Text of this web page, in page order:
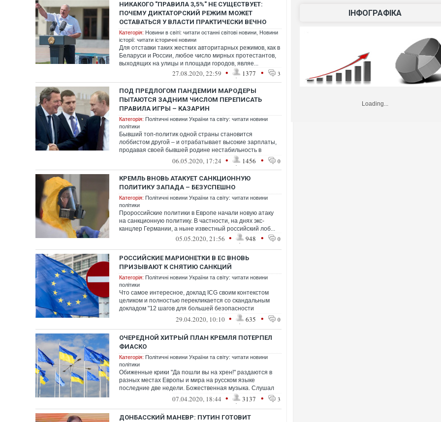
НИКАКОГО "ПРАВИЛА 3,5%" НЕ СУЩЕСТВУЕТ:
ПОЧЕМУ ДИКТАТОРСКИЙ РЕЖИМ МОЖЕТ
ОСТАВАТЬСЯ У ВЛАСТИ ПРАКТИЧЕСКИ ВЕЧНО
Категорія: Новини в світі: читати останні світові новини Новини
історії: читати історичні новини
Для отставки таких жестких авторитарных режимов, как в
Беларуси и России, любое число мирных протестантов,
выходящих на улицы и площади городов, являе...
27.08.2020, 22:59 • 1377 • 3
ПОД ПРЕДЛОГОМ ПАНДЕМИИ МАРОДЕРЫ
ПЫТАЮТСЯ ЗАДНИМ ЧИСЛОМ ПЕРЕПИСАТЬ
ПРАВИЛА ИГРЫ – КАЗАРИН
Категорія: Політичні новини України та світу: читати новини
політики
Бывший топ-политик одной страны становится
лоббистом другой – и отрабатывает высокие зарплаты,
продавая своей бывшей родине нестабильность в
06.05.2020, 17:24 • 1456 • 0
КРЕМЛЬ ВНОВЬ АТАКУЕТ САНКЦИОННУЮ
ПОЛИТИКУ ЗАПАДА – БЕЗУСПЕШНО
Категорія: Політичні новини України та світу: читати новини
політики
Пророссийские политики в Европе начали новую атаку
на санкционную политику. В частности, на днях экс-
канцлер Германии, а ныне известный российский лоб...
05.05.2020, 21:56 • 948 • 0
РОССИЙСКИЕ МАРИОНЕТКИ В ЕС ВНОВЬ
ПРИЗЫВАЮТ К СНЯТИЮ САНКЦИЙ
Категорія: Політичні новини України та світу: читати новини
політики
Что самое интересное, доклад ICG своим контекстом
целиком и полностью перекликается со скандальным
докладом "12 шагов для большей безопасности
29.04.2020, 10:10 • 635 • 0
ОЧЕРЕДНОЙ ХИТРЫЙ ПЛАН КРЕМЛЯ ПОТЕРПЕЛ
ФИАСКО
Категорія: Політичні новини України та світу: читати новини
політики
Обиженные крики "Да пошли вы на хрен!" раздаются в
разных местах Европы и мира на русском языке
последние две недели. Божественная музыка. Слушал
07.04.2020, 18:44 • 3137 • 3
ДОНБАССКИЙ МАНЕВР: ПУТИН ГОТОВИТ
ІНФОГРАФІКА
Loading...
Ворог завдав комбінованого
двоє поранених. Ще десятеро
після атаки БПЛА по ринку на